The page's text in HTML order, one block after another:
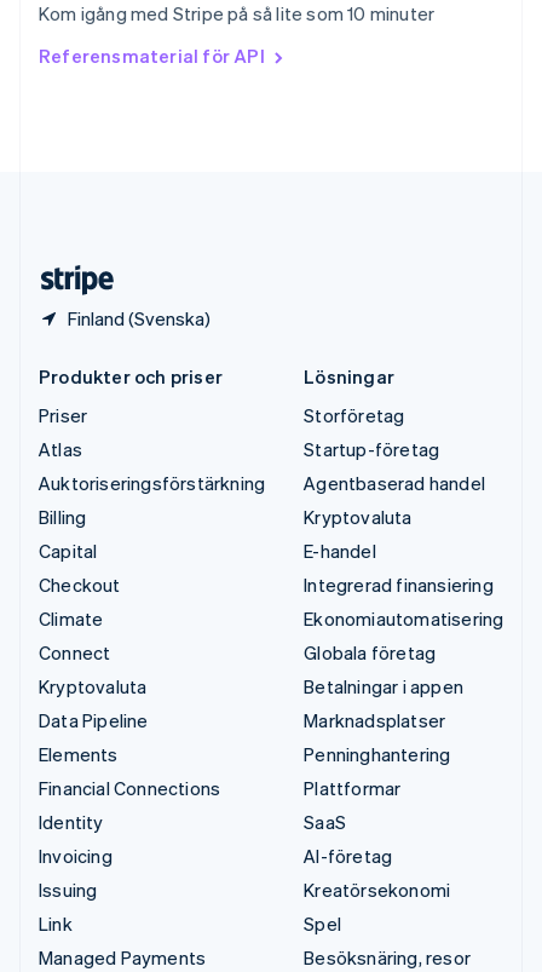
Kom igång med Stripe på så lite som 10 minuter
Referensmaterial för API
Finland (Svenska)
ไทยEnglish
English
Produkter och priser
Priser
Atlas
Auktoriseringsförstärkning
Billing
Capital
Checkout
Climate
Connect
Kryptovaluta
Data Pipeline
Elements
Financial Connections
Identity
Invoicing
Issuing
Link
Managed Payments
Lösningar
Storföretag
Startup-företag
Agentbaserad handel
Kryptovaluta
E-handel
Integrerad finansiering
Ekonomiautomatisering
Globala företag
Betalningar i appen
Marknadsplatser
Penninghantering
Plattformar
SaaS
AI-företag
Kreatörsekonomi
Spel
Besöksnäring, resor